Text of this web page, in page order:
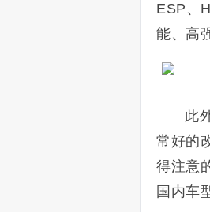
ESP、
能、高
此
常好的
得注意
国内车